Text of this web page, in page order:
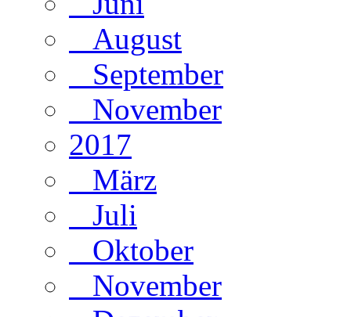
August
September
November
2017
März
Juli
Oktober
November